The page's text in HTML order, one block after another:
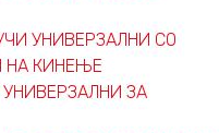
УНИВЕРЗАЛНИ СО
КИНЕЊЕ
УНИВЕРЗАЛНИ ЗА